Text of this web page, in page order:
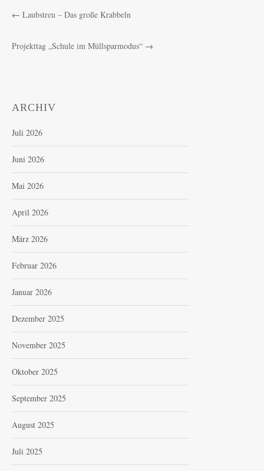
← Laubstreu – Das große Krabbeln
Projekttag „Schule im Müllsparmodus“ →
ARCHIV
Juli 2026
Juni 2026
Mai 2026
April 2026
März 2026
Februar 2026
Januar 2026
Dezember 2025
November 2025
Oktober 2025
September 2025
August 2025
Juli 2025